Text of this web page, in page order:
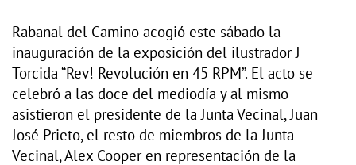
Rabanal del Camino acogió este sábado la
inauguración de la exposición del ilustrador J
Torcida “Rev! Revolución en 45 RPM”. El acto se
celebró a las doce del mediodía y al mismo
asistieron el presidente de la Junta Vecinal, Juan
José Prieto, el resto de miembros de la Junta
Vecinal, Alex Cooper en representación de la